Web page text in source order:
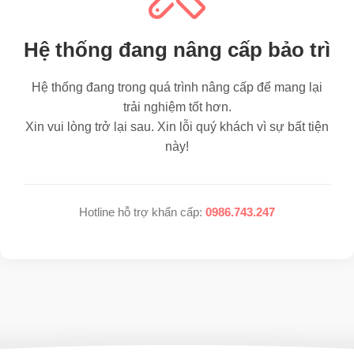
Hệ thống đang nâng cấp bảo trì
Hệ thống đang trong quá trình nâng cấp để mang lại
trải nghiệm tốt hơn.
Xin vui lòng trở lại sau. Xin lỗi quý khách vì sự bất tiện
này!
Hotline hỗ trợ khẩn cấp: 0986.743.247